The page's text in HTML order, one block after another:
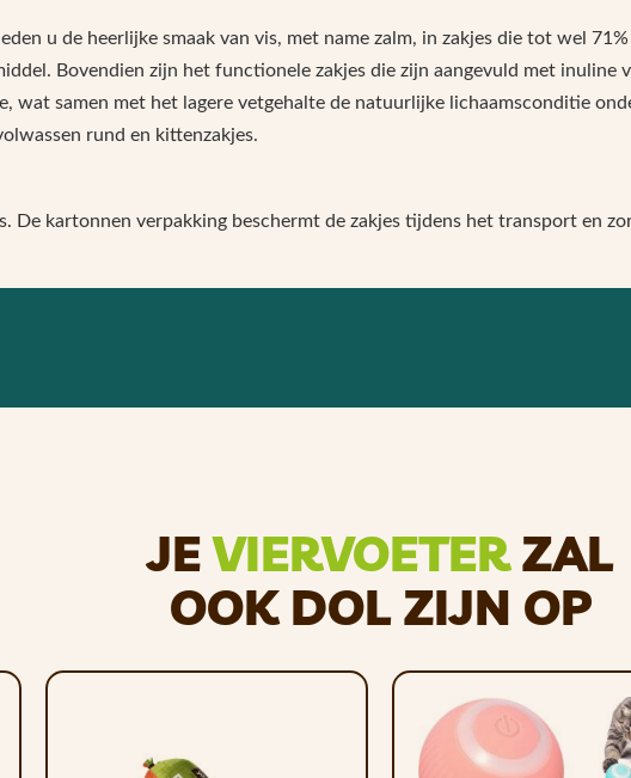
u de heerlijke smaak van vis, met name zalm, in zakjes die tot wel
Bovendien zijn het functionele zakjes die zijn aangevuld met inuline
wat samen met het lagere vetgehalte de natuurlijke lichaamsconditie
rund en kittenzakjes.
De kartonnen verpakking beschermt de zakjes tijdens het transport en
inuline), mineralen, suikers.
JEVIERVOETERZAL
OOK DOL ZIJN OP